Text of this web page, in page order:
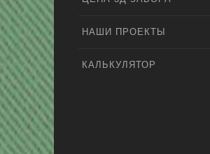
НАШИ ПРОЕКТЫ
КАЛЬКУЛЯТОР